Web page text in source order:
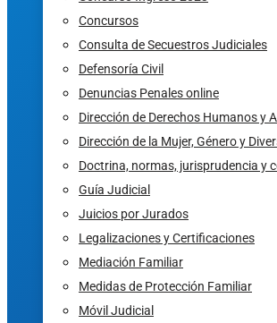
Concursos
Consulta de Secuestros Judiciales
Defensoría Civil
Denuncias Penales online
Dirección de Derechos Humanos y
Dirección de la Mujer, Género y
Doctrina, normas, jurisprudencia y
Guía Judicial
Juicios por Jurados
Legalizaciones y Certificaciones
Mediación Familiar
Medidas de Protección Familiar
Móvil Judicial